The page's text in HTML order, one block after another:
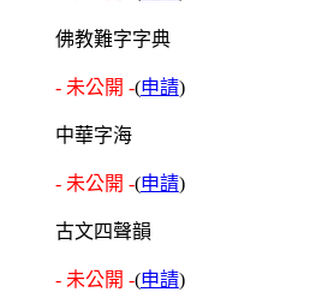
佛教難字字典
- 未公開 -(申請)
中華字海
- 未公開 -(申請)
古文四聲韻
- 未公開 -(申請)